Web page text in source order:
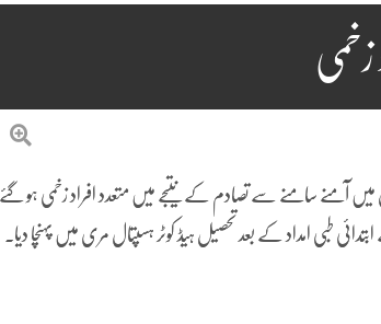
زخمی
آمنے سامنے سے تصادم کے نتیجے میں متعدد افراد زخمی ہو گئے